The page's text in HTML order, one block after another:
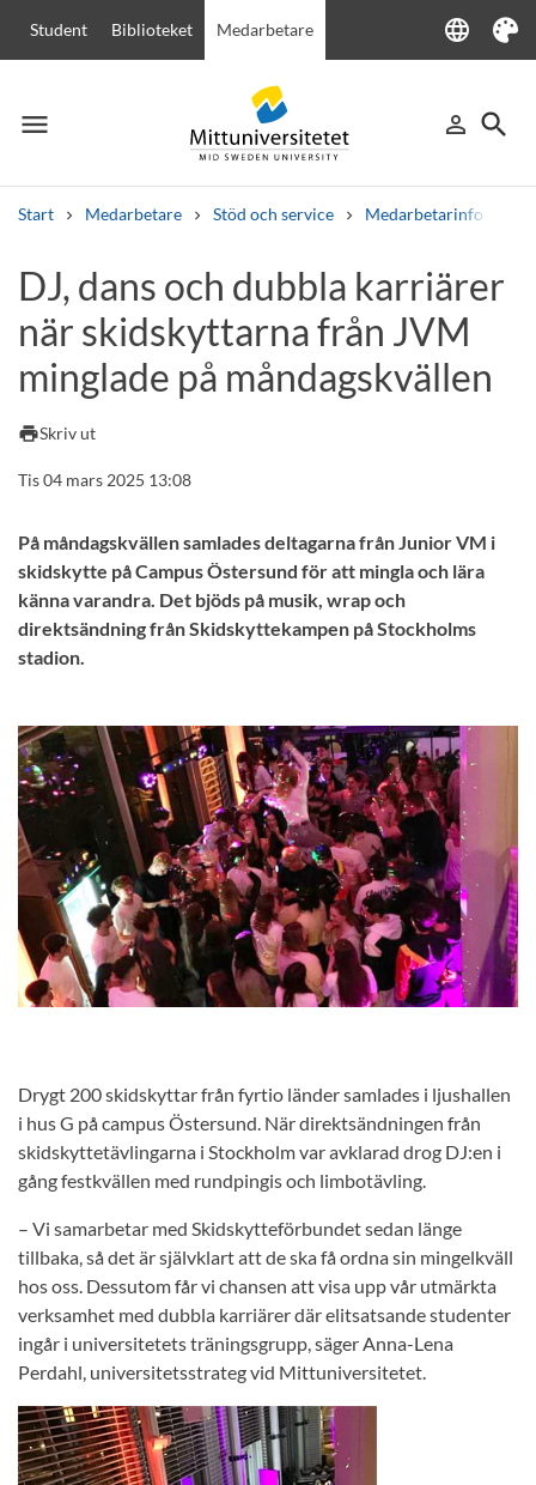
Student Biblioteket Medarbetare language
Language
Tema
menu
Meny person_outline
Logga in
search
Sök
Start Medarbetare Stöd och service Medarbetarinfo
Andra söktjänster
Kurser och programKursplanerVälkomstbrevPersonal
Lediga jobb
DJ, dans och dubbla karriärer
när skidskyttarna från JVM
minglade på måndagskvällen
printSkriv ut
Tis 04 mars 2025 13:08
På måndagskvällen samlades deltagarna från Junior VM i
skidskytte på Campus Östersund för att mingla och lära
känna varandra. Det bjöds på musik, wrap och
direktsändning från Skidskyttekampen på Stockholms
stadion.
Drygt 200 skidskyttar från fyrtio länder samlades i ljushallen
i hus G på campus Östersund. När direktsändningen från
skidskyttetävlingarna i Stockholm var avklarad drog DJ:en i
gång festkvällen med rundpingis och limbotävling.
– Vi samarbetar med Skidskytteförbundet sedan länge
tillbaka, så det är självklart att de ska få ordna sin mingelkväll
hos oss. Dessutom får vi chansen att visa upp vår utmärkta
verksamhet med dubbla karriärer där elitsatsande studenter
ingår i universitetets träningsgrupp, säger Anna-Lena
Perdahl, universitetsstrateg vid Mittuniversitetet.